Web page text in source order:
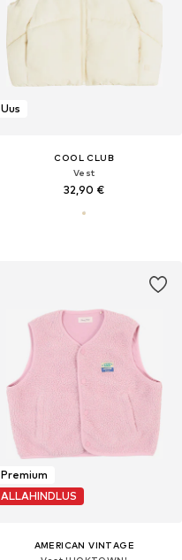
Uus
COOL CLUB
Vest
32,90 €
Premium
ALLAHINDLUS
AMERICAN VINTAGE